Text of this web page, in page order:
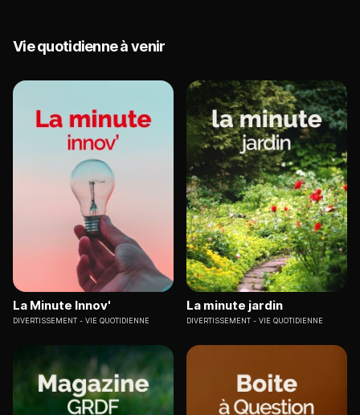
Vie quotidienne à venir
La Minute Innov'
DIVERTISSEMENT VIE QUOTIDIENNE
La minute jardin
DIVERTISSEMENT VIE QUOTIDIENNE